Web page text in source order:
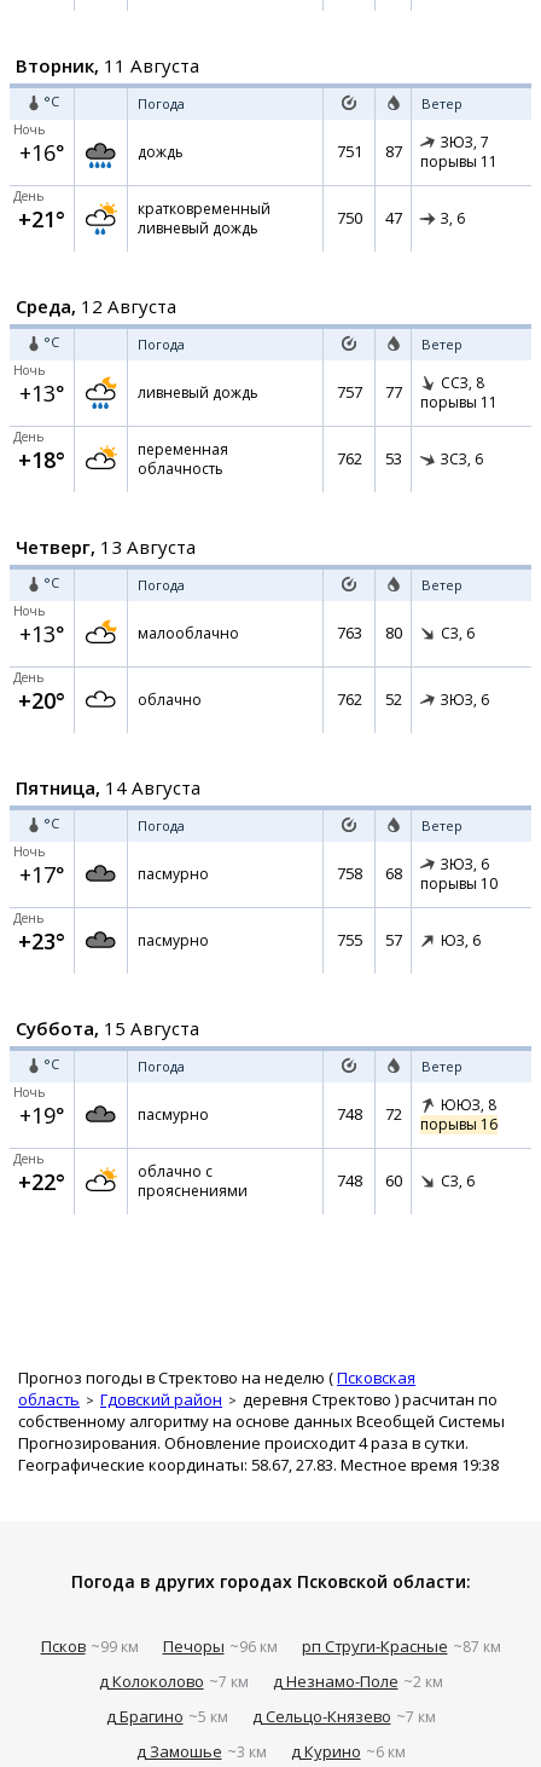
Вторник, 11 Августа
°C Погода Ветер
Ночь
+16° дождь 751 87 ЗЮЗ, 7
порывы 11
День
+21°
кратковременный
ливневый дождь
750 47 З, 6
Среда, 12 Августа
°C Погода Ветер
Ночь
+13° ливневый дождь 757 77 ССЗ, 8
порывы 11
День
+18°
переменная
облачность
762 53 ЗСЗ, 6
Четверг, 13 Августа
°C Погода Ветер
Ночь
+13° малооблачно 763 80 СЗ, 6
День
+20° облачно 762 52 ЗЮЗ, 6
Пятница, 14 Августа
°C Погода Ветер
Ночь
+17° пасмурно 758 68 ЗЮЗ, 6
порывы 10
День
+23° пасмурно 755 57 ЮЗ, 6
Суббота, 15 Августа
°C Погода Ветер
Ночь
+19° пасмурно 748 72 ЮЮЗ, 8
порывы 16
День
+22°
облачно с
прояснениями
748 60 СЗ, 6
Прогноз погоды в Стректово на неделю (Псковская
область
Гдовский район деревня Стректово ) расчитан по
собственному алгоритму на основе данных Всеобщей Системы
Прогнозирования. Обновление происходит 4 раза в сутки.
Географические координаты: 58.67, 27.83. Местное время 19:38
Погода в других городах Псковской области:
Псков ~99 км Печоры ~96 км рп Струги-Красные ~87 км
д Колоколово ~7 км д Незнамо-Поле ~2 км
д Брагино ~5 км д Сельцо-Князево ~7 км
д Замошье ~3 км д Курино ~6 км